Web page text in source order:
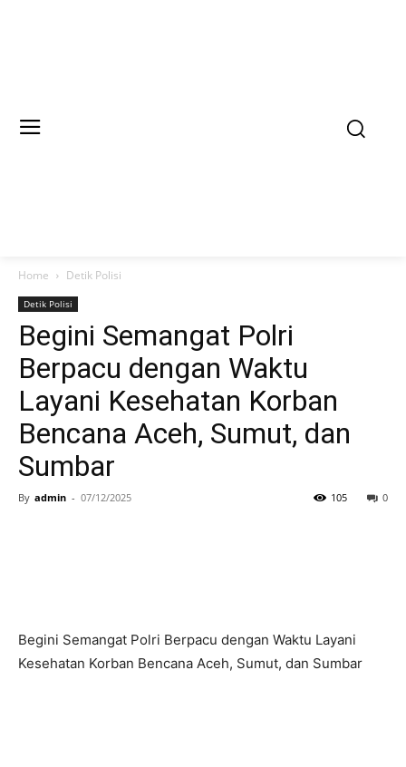
Home Detik Polisi
Detik Polisi
Begini Semangat Polri
Berpacu dengan Waktu
Layani Kesehatan Korban
Bencana Aceh, Sumut, dan
Sumbar
By admin - 07/12/2025 0
105
Begini Semangat Polri Berpacu dengan Waktu Layani
Kesehatan Korban Bencana Aceh, Sumut, dan Sumbar